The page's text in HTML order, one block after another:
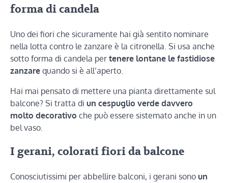
forma di candela
Uno dei fiori che sicuramente hai già sentito nominare
nella lotta contro le zanzare è la citronella. Si usa anche
sotto forma di candela per tenere lontane le fastidiose
zanzare quando si è all’aperto.
Hai mai pensato di mettere una pianta direttamente sul
balcone? Si tratta di un cespuglio verde davvero
molto decorativo che può essere sistemato anche in un
bel vaso.
I gerani, colorati fiori da balcone
Conosciutissimi per abbellire balconi, i gerani sono un